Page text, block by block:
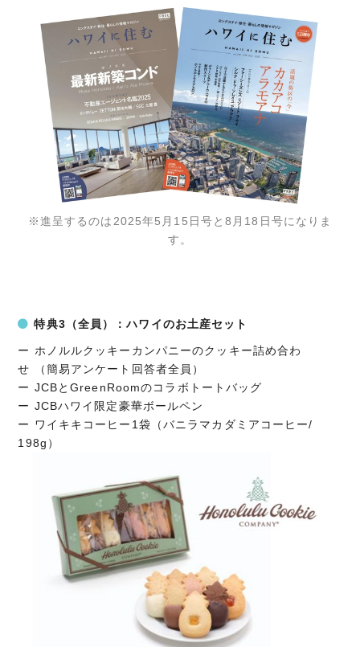
※進呈するのは2025年5月15日号と8月18日号になりま
す。
特典3（全員 ）：ハワイのお土産セット
ー ホノルルクッキーカンパニーのクッキー詰め合わ
せ （簡易アンケート回答者全員）
ー JCBとGreenRoomのコラボトートバッグ
ー JCBハワイ限定豪華ボールペン
ー ワイキキコーヒー1袋（バニラマカダミアコーヒー/
198g）